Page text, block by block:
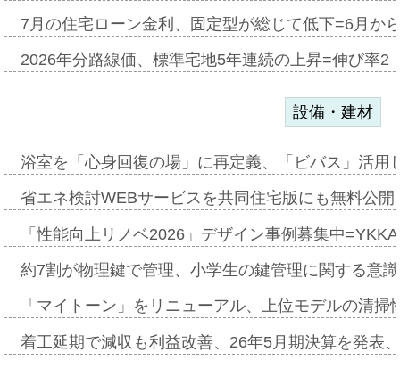
7月の住宅ローン金利、固定型が総じて低下=6月か
2026年分路線価、標準宅地5年連続の上昇=伸び率
設備・建材
浴室を「心身回復の場」に再定義、「ビバス」活
省エネ検討WEBサービスを共同住宅版にも無料公
「性能向上リノベ2026」デザイン事例募集中
約7割が物理鍵で管理、小学生の鍵管理に関する意
「マイトーン」をリニューアル、上位モデルの清
着工延期で減収も利益改善、26年5月期決算を発表